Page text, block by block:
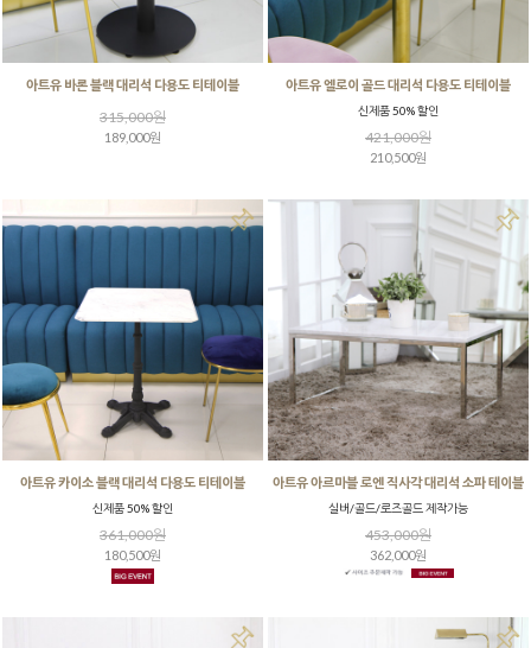
아트유 바론 블랙 대리석 다용도 티테이블
315,000원
189,000원
아트유 엘로이 골드 대리석 다용도 티테이블
신제품 50% 할인
421,000원
210,500원
아트유 카이소 블랙 대리석 다용도 티테이블
신제품 50% 할인
361,000원
180,500원
아트유 아르마블 로엔 직사각 대리석 소파 테이블
실버/골드/로즈골드 제작가능
453,000원
362,000원